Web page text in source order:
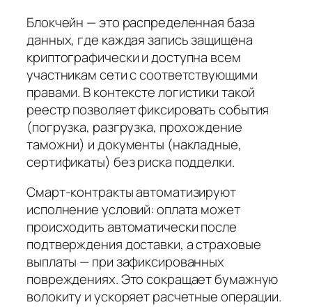
Блокчейн — это распределенная база
данных, где каждая запись защищена
криптографически и доступна всем
участникам сети с соответствующими
правами. В контексте логистики такой
реестр позволяет фиксировать события
(погрузка, разгрузка, прохождение
таможни) и документы (накладные,
сертификаты) без риска подделки.
Смарт-контракты автоматизируют
исполнение условий: оплата может
происходить автоматически после
подтверждения доставки, а страховые
выплаты — при зафиксированных
повреждениях. Это сокращает бумажную
волокиту и ускоряет расчетные операции.